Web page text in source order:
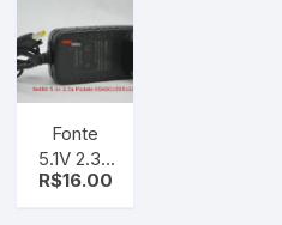
Fonte
5.1V 2.3A
netbit
R$16.00